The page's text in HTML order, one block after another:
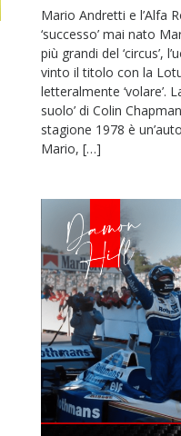
Mario Andretti e l’Alfa
‘successo’ mai nato
più grandi del ‘circus’,
vinto il titolo con la
letteralmente ‘volare’.
suolo’ di Colin
stagione 1978 è
Mario, […]